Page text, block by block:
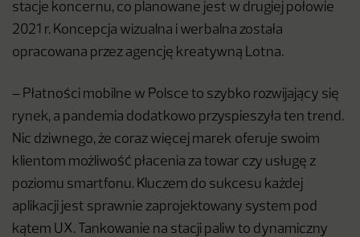
stacje koncernu, co planowane jest w drugiej połowie
2021 r. Koncepcja wizualna i werbalna została
opracowana przez agencję kreatywną Lotna.
– Płatności mobilne w Polsce to szybko rozwijający się
rynek, a pandemia dodatkowo przyspieszyła ten trend.
Nic dziwnego, że coraz więcej marek oferuje swoim
klientom możliwość płacenia za towar czy usługę z
poziomu smartfonu. Kluczem do sukcesu każdej
aplikacji jest sprawnie zaprojektowany system pod
kątem UX. Tankowanie na stacji paliw to dynamiczny